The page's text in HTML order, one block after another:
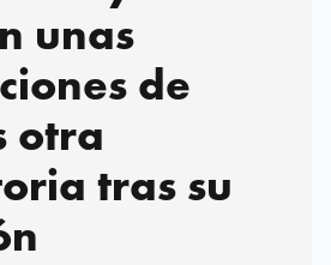
unas
de
otra
tras su